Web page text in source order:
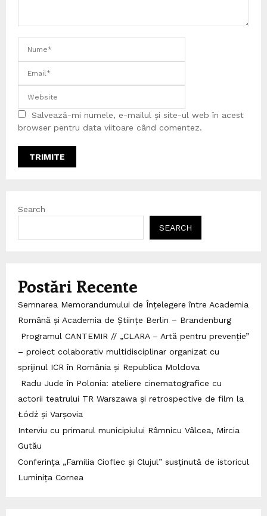
Salvează-mi numele, e-mailul și site-ul web în acest
browser pentru data viitoare când comentez.
Search
SEARCH
Postări Recente
Semnarea Memorandumului de Înțelegere între Academia
Română și Academia de Științe Berlin – Brandenburg
Programul CANTEMIR // „CLARA – Artă pentru prevenție”
– proiect colaborativ multidisciplinar organizat cu
sprijinul ICR în România și Republica Moldova
Radu Jude în Polonia: ateliere cinematografice cu
actorii teatrului TR Warszawa și retrospective de film la
Łódź și Varșovia
Interviu cu primarul municipiului Râmnicu Vâlcea, Mircia
Gutău
Conferința „Familia Cioflec și Clujul” susținută de istoricul
Luminița Cornea